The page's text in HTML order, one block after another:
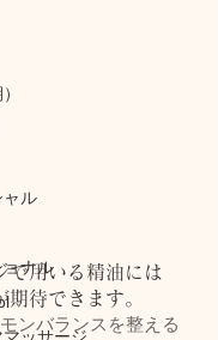
ャル
ナル
で用いる精油には
待できます。
ンバランスを整える